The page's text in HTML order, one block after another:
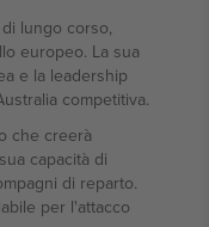
lungo corso,
europeo. La sua
e la leadership
competitiva.
che creerà
capacità di
di reparto.
per l'attacco